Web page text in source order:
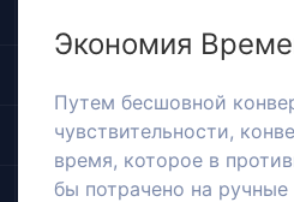
Экономия
Путем бесшовной
чувствительности,
время, которое в
бы потрачено на